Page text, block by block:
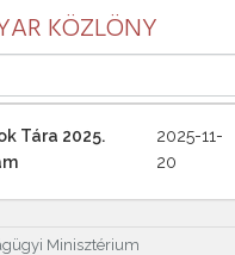
KÖZLÖNY
Tára 2025.
2025-11-
20
Minisztérium